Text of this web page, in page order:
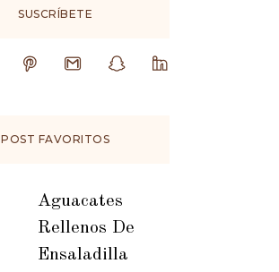
SUSCRÍBETE
POST FAVORITOS
Aguacates
Rellenos De
Ensaladilla